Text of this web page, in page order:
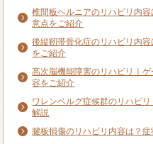
椎間板ヘルニアのリハビリ内
意点をご紹介
後縦靭帯骨化症のリハビリ内
をご紹介
高次脳機能障害のリハビリ｜
容をご紹介
ワレンベルグ症候群のリハビ
解説
腱板損傷のリハビリ内容は？